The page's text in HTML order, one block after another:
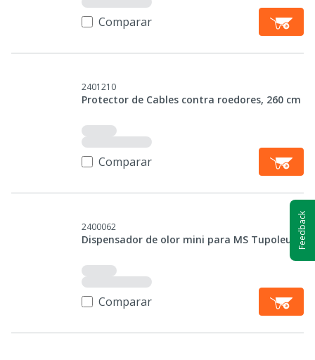
Comparar
2401210
Protector de Cables contra roedores, 260 cm
Comparar
2400062
Dispensador de olor mini para MS Tupoleum
Comparar
Feedback